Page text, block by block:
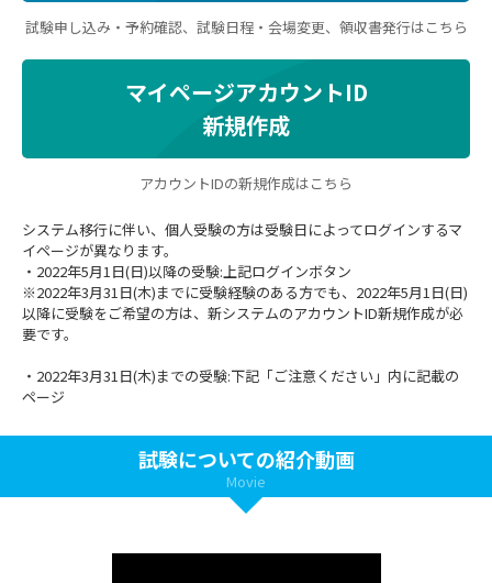
試験申し込み・予約確認、試験日程・会場変更、領収書発行はこちら
マイページアカウントID
新規作成
アカウントIDの新規作成はこちら
システム移行に伴い、個人受験の方は受験日によってログインするマ
イページが異なります。
・2022年5月1日(日)以降の受験:上記ログインボタン
※2022年3月31日(木)までに受験経験のある方でも、2022年5月1日(日)
以降に受験をご希望の方は、新システムのアカウントID新規作成が必
要です。
・2022年3月31日(木)までの受験:下記「ご注意ください」内に記載の
ページ
試験についての紹介動画
Movie